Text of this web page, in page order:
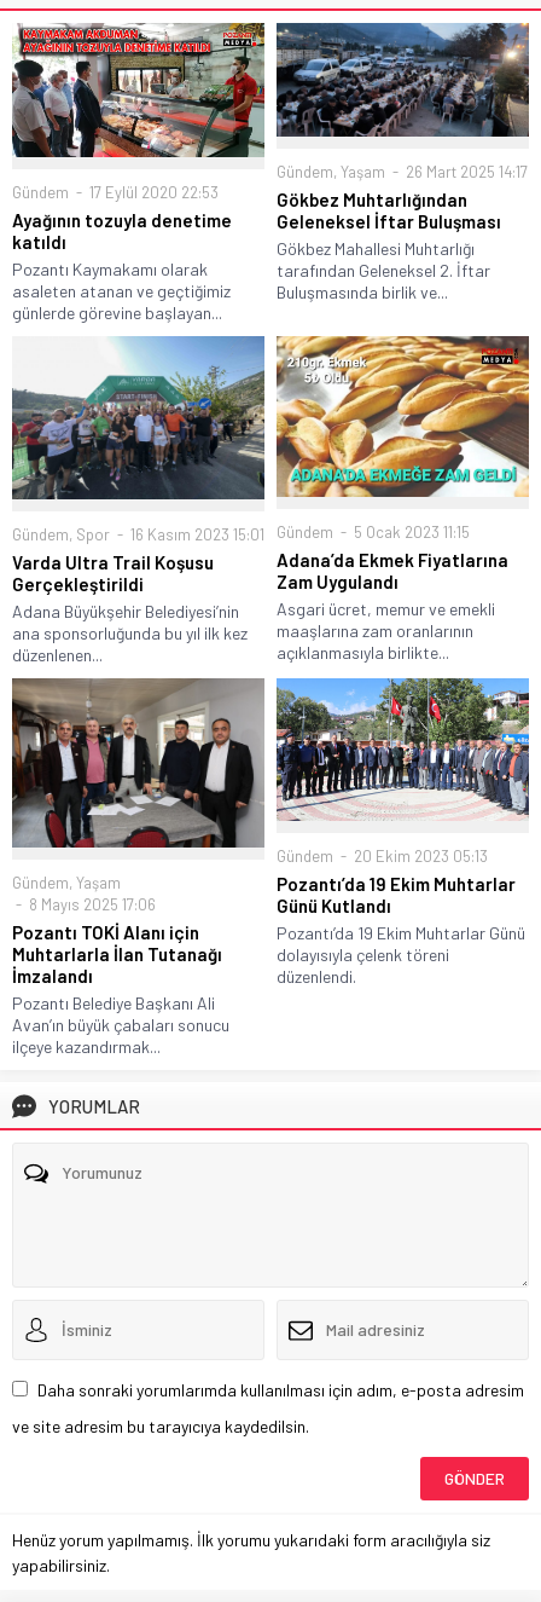
Gündem 17 Eylül 2020 22:53
Ayağının tozuyla denetime
katıldı
Pozantı Kaymakamı olarak
asaleten atanan ve geçtiğimiz
günlerde görevine başlayan...
Gündem, Yaşam 26 Mart 2025 14:17
Gökbez Muhtarlığından
Geleneksel İftar Buluşması
Gökbez Mahallesi Muhtarlığı
tarafından Geleneksel 2. İftar
Buluşmasında birlik ve...
Gündem, Spor 16 Kasım 2023 15:01
Varda Ultra Trail Koşusu
Gerçekleştirildi
Adana Büyükşehir Belediyesi’nin
ana sponsorluğunda bu yıl ilk kez
düzenlenen...
Gündem 5 Ocak 2023 11:15
Adana’da Ekmek Fiyatlarına
Zam Uygulandı
Asgari ücret, memur ve emekli
maaşlarına zam oranlarının
açıklanmasıyla birlikte...
Gündem, Yaşam
8 Mayıs 2025 17:06
Pozantı TOKİ Alanı için
Muhtarlarla İlan Tutanağı
İmzalandı
Pozantı Belediye Başkanı Ali
Avan’ın büyük çabaları sonucu
ilçeye kazandırmak...
Gündem 20 Ekim 2023 05:13
Pozantı’da 19 Ekim Muhtarlar
Günü Kutlandı
Pozantı’da 19 Ekim Muhtarlar Günü
dolayısıyla çelenk töreni
düzenlendi.
YORUMLAR
Daha sonraki yorumlarımda kullanılması için adım, e-posta adresim
ve site adresim bu tarayıcıya kaydedilsin.
Henüz yorum yapılmamış. İlk yorumu yukarıdaki form aracılığıyla siz
yapabilirsiniz.